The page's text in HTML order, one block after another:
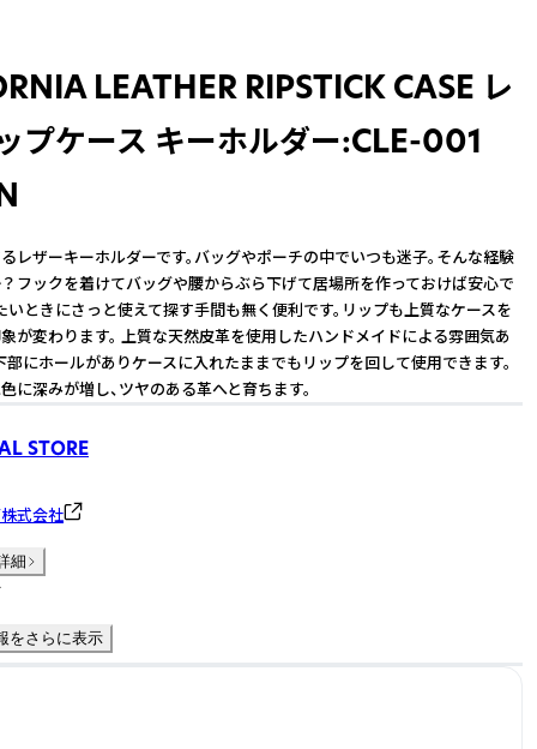
LEATHER RIPSTICK CASE レ
プケース キーホルダー:CLE-001
レザーキーホルダーです。バッグやポーチの中でいつも迷子。そんな経験
フックを着けてバッグや腰からぶら下げて居場所を作っておけば安心で
いときにさっと使えて探す手間も無く便利です。リップも上質なケースを
が変わります。 上質な天然皮革を使用したハンドメイドによる雰囲気あ
部にホールがありケースに入れたままでもリップを回して使用できます。
に深みが増し、ツヤのある革へと育ちます。
STORE
式会社
細
をさらに表示